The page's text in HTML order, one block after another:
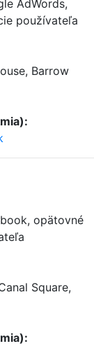
AdWords,
používateľa
Barrow
opätovné
Square,